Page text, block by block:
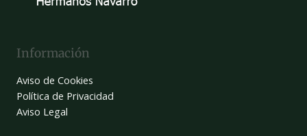
Información
Aviso de Cookies
Política de Privacidad
Aviso Legal